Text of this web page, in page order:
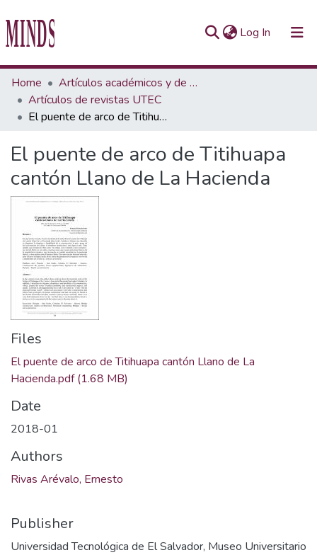
Log In (current)
Communities & Collections
All of Repository UTEC
Home
Artículos académicos y de opinión
Artículos de revistas UTEC
El puente de arco de Titihuapa cantón Llano de La Hacienda
El puente de arco de Titihuapa
cantón Llano de La Hacienda
Files
El puente de arco de Titihuapa cantón Llano de La
Hacienda.pdf(1.68 MB)
Date
2018-01
Authors
Rivas Arévalo, Ernesto
Publisher
Universidad Tecnológica de El Salvador, Museo Universitario